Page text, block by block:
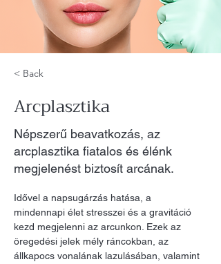
< Back
Arcplasztika
Népszerű beavatkozás, az
arcplasztika fiatalos és élénk
megjelenést biztosít arcának.
Idővel a napsugárzás hatása, a
mindennapi élet stresszei és a gravitáció
kezd megjelenni az arcunkon. Ezek az
öregedési jelek mély ráncokban, az
állkapocs vonalának lazulásában, valamint